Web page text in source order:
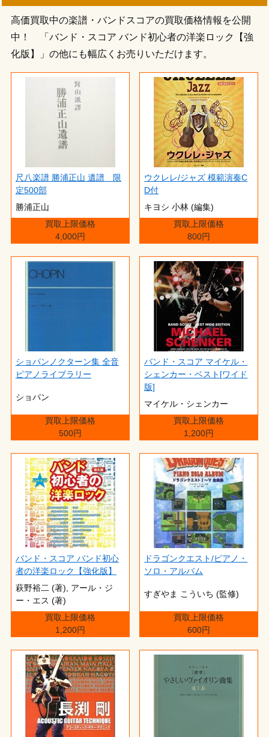
高価買取中の楽譜・バンドスコアの買取価格情報を公開
中！ 「バンド・スコア バンド初心者の洋楽ロック【強
化版】」の他にも幅広くお売りいただけます。
尺八楽譜 勝浦正山 遺譜 限
定500部
勝浦正山
買取上限価格
4,000円
ウクレレ/ジャズ 模範演奏C
D付
キヨシ 小林 (編集)
買取上限価格
800円
ショパンノクターン集 全音
ピアノライブラリー
ショパン
買取上限価格
500円
バンド・スコア マイケル・
シェンカー・ベスト[ワイド
版]
マイケル・シェンカー
買取上限価格
1,200円
バンド・スコア バンド初心
者の洋楽ロック【強化版】
萩野裕二 (著),‎ アール・ジ
ー・エス (著)
買取上限価格
1,200円
ドラゴンクエスト/ピアノ・
ソロ・アルバム
すぎやま こういち (監修)
買取上限価格
600円